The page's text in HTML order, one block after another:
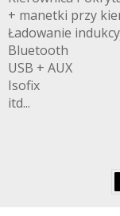
+ manetki przy
Ładowanie
Bluetooth
USB + AUX
Isofix
itd...